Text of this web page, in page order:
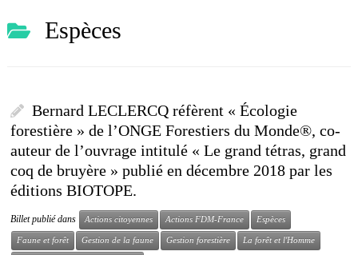
Espèces
Bernard LECLERCQ réfèrent « Écologie
forestière » de l’ONGE Forestiers du Monde®, co-
auteur de l’ouvrage intitulé « Le grand tétras, grand
coq de bruyère » publié en décembre 2018 par les
éditions BIOTOPE.
Billet publié dans Actions citoyennes Actions FDM-France Espèces
Faune et forêt Gestion de la faune Gestion forestière La forêt et l'Homme